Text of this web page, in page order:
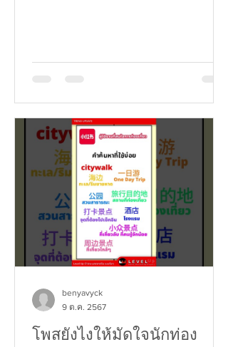
โพสยังไงให้มัดใจนักท่อง
benyavyck
9 ต.ค. 2567